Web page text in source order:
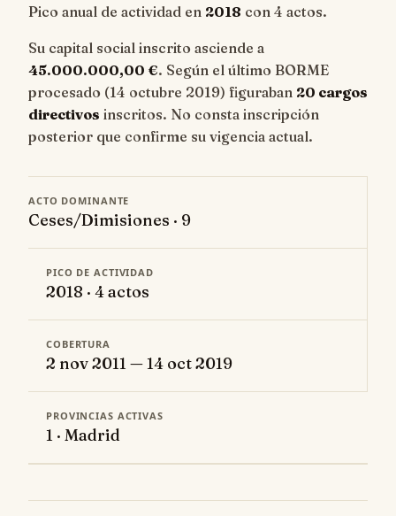
Pico anual de actividad en 2018 con 4 actos.
Su capital social inscrito asciende a
45.000.000,00 €. Según el último BORME
procesado (14 octubre 2019) figuraban 20 cargos
directivos inscritos. No consta inscripción
posterior que confirme su vigencia actual.
ACTO DOMINANTE
Ceses/Dimisiones · 9
PICO DE ACTIVIDAD
2018 · 4 actos
COBERTURA
2 nov 2011 — 14 oct 2019
PROVINCIAS ACTIVAS
1 · Madrid